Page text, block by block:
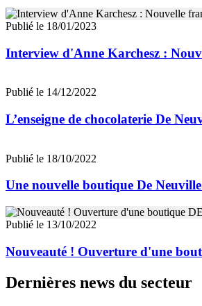
Publié le 18/01/2023
Interview d'Anne Karchesz :
Publié le 14/12/2022
L’enseigne de chocolaterie De
Publié le 18/10/2022
Une nouvelle boutique De
Publié le 13/10/2022
Nouveauté ! Ouverture d'une
Dernières news du secteur